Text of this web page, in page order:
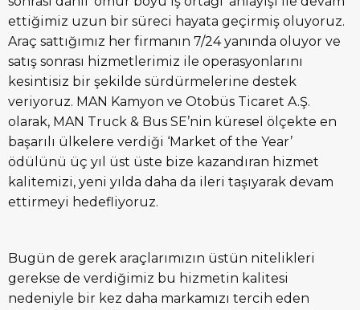
ettiğimiz uzun bir süreci hayata geçirmiş oluyoruz.
Araç sattığımız her firmanın 7/24 yanında oluyor ve
satış sonrası hizmetlerimiz ile operasyonlarını
kesintisiz bir şekilde sürdürmelerine destek
veriyoruz. MAN Kamyon ve Otobüs Ticaret A.Ş.
olarak, MAN Truck & Bus SE’nin küresel ölçekte en
başarılı ülkelere verdiği ‘Market of the Year’
ödülünü üç yıl üst üste bize kazandıran hizmet
kalitemizi, yeni yılda daha da ileri taşıyarak devam
ettirmeyi hedefliyoruz.
Bugün de gerek araçlarımızın üstün nitelikleri
gerekse de verdiğimiz bu hizmetin kalitesi
nedeniyle bir kez daha markamızı tercih eden